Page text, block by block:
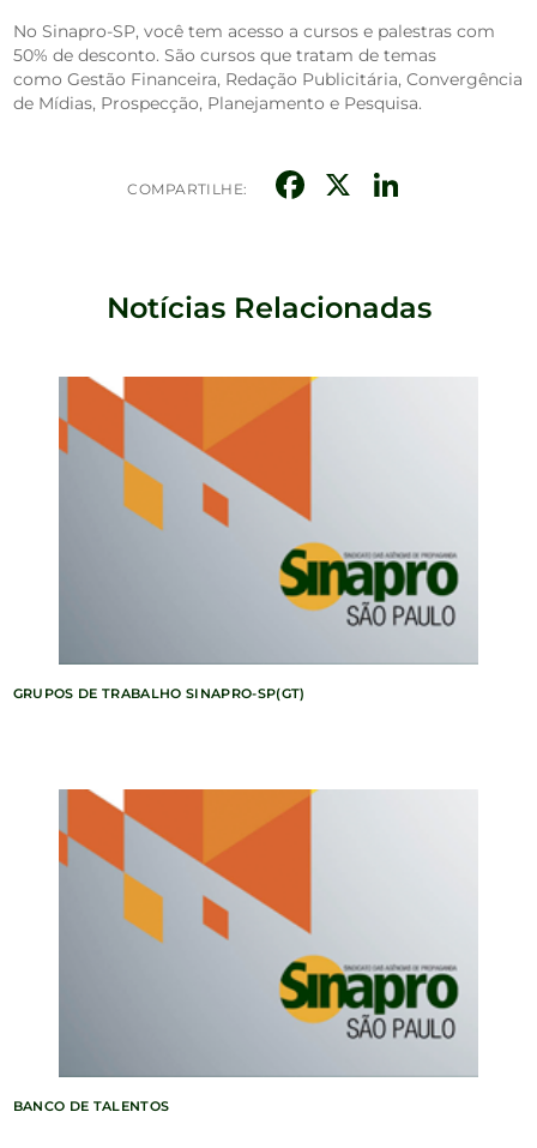
No Sinapro-SP, você tem acesso a cursos e palestras com
50% de desconto. São cursos que tratam de temas
como Gestão Financeira, Redação Publicitária, Convergência
de Mídias, Prospecção, Planejamento e Pesquisa.
COMPARTILHE: Facebook
X
Notícias Relacionadas
GRUPOS DE TRABALHO SINAPRO-SP(GT)
BANCO DE TALENTOS